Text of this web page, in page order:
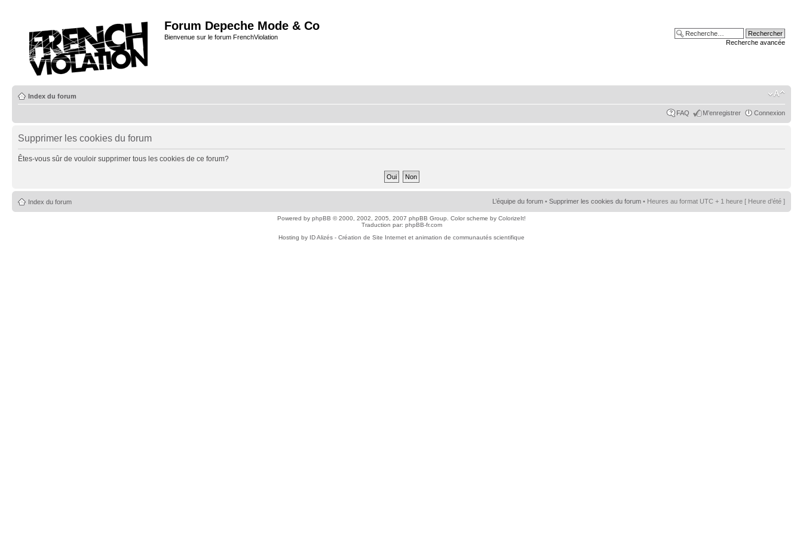
Forum Depeche Mode & Co
Bienvenue sur le forum FrenchViolation
Recherche avancée
Index du forum
FAQ M’enregistrer Connexion
Supprimer les cookies du forum
Êtes-vous sûr de vouloir supprimer tous les cookies de ce forum?
Index du forum L’équipe du forum • Supprimer les cookies du forum • Heures au format UTC + 1 heure [ Heure d’été ]
Powered by phpBB © 2000, 2002, 2005, 2007 phpBB Group. Color scheme by ColorizeIt!
Traduction par: phpBB-fr.com
Hosting by ID Alizés - Création de Site Internet et animation de communautés scientifique